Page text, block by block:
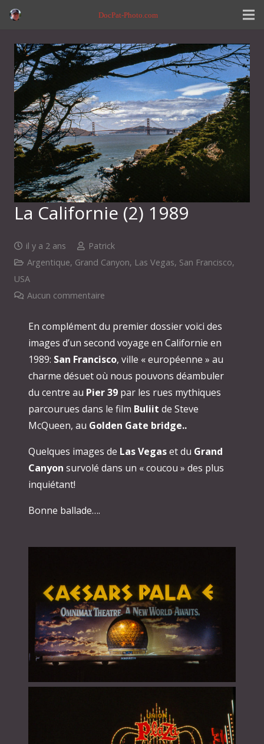
DocPat-Photo.com
La Californie (2) 1989
il y a 2 ans
Patrick
Argentique, Grand Canyon, Las Vegas, San Francisco,
USA
Aucun commentaire
En complément du premier dossier voici des
images d’un second voyage en Californie en
1989: San Francisco, ville « européenne » au
charme désuet où nous pouvons déambuler
du centre au Pier 39 par les rues mythiques
parcourues dans le film Buliit de Steve
McQueen, au Golden Gate bridge..
Quelques images de Las Vegaset du Grand
Canyon survolé dans un « coucou » des plus
inquiétant!
Bonne ballade….